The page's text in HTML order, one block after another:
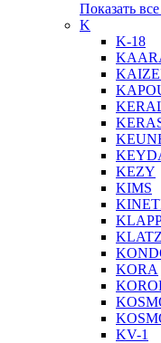
Показать все
K
K-18
KEZY
KIMS
KLATZ
KORA
KV-1